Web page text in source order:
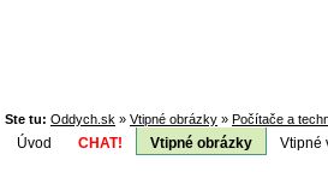
Ste tu: Oddych.sk » Vtipné obrázky » Počítače a
Úvod
CHAT! Vtipné obrázky Vtipné